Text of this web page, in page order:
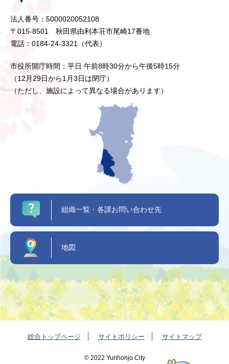
法人番号：5000020052108
〒015-8501 秋田県由利本荘市尾崎17番地
電話：0184-24-3321（代表）
市役所開庁時間：平日 午前8時30分から午後5時15分
（12月29日から1月3日は閉庁）
（ただし、施設によって異なる場合があります）
組織一覧・各課お問い合わせ先
地図
総合トップページ サイトポリシー サイトマップ
©️ 2022 Yurihonjo City